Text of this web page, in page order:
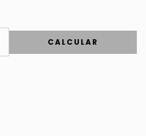
CALCULAR